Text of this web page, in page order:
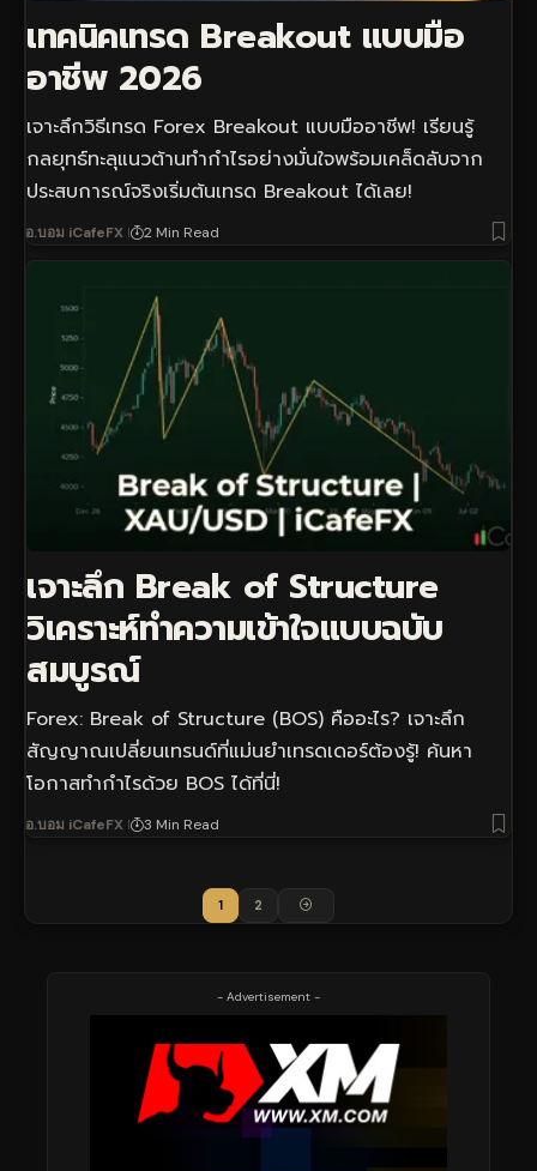
เทคนิคเทรด Breakout แบบมือ
อาชีพ 2026
เจาะลึกวิธีเทรด Forex Breakout แบบมืออาชีพ! เรียนรู้
กลยุทธ์ทะลุแนวต้านทำกำไรอย่างมั่นใจพร้อมเคล็ดลับจาก
ประสบการณ์จริงเริ่มต้นเทรด Breakout ได้เลย!
อ.บอม iCafeFX 2 Min Read
เจาะลึก Break of Structure
วิเคราะห์ทำความเข้าใจแบบฉบับ
สมบูรณ์
Forex: Break of Structure (BOS) คืออะไร? เจาะลึก
สัญญาณเปลี่ยนเทรนด์ที่แม่นยำเทรดเดอร์ต้องรู้! ค้นหา
โอกาสทำกำไรด้วย BOS ได้ที่นี่!
อ.บอม iCafeFX 3 Min Read
1 2
- Advertisement -